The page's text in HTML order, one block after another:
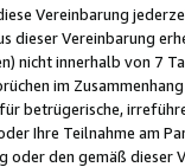
Vereinbarung
dieser Vereinbarung
nicht innerhalb von 7
im
betrügerische,
Ihre Teilnahme am
oder den gemäß